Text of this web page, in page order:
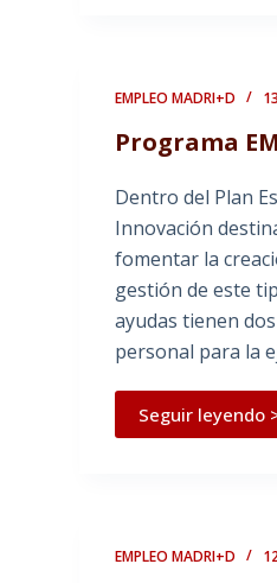
EMPLEO MADRI+D
Programa
Dentro del Plan
Innovación
fomentar la
gestión de este
ayudas tienen
personal para la
Seguir leyendo
EMPLEO MADRI+D